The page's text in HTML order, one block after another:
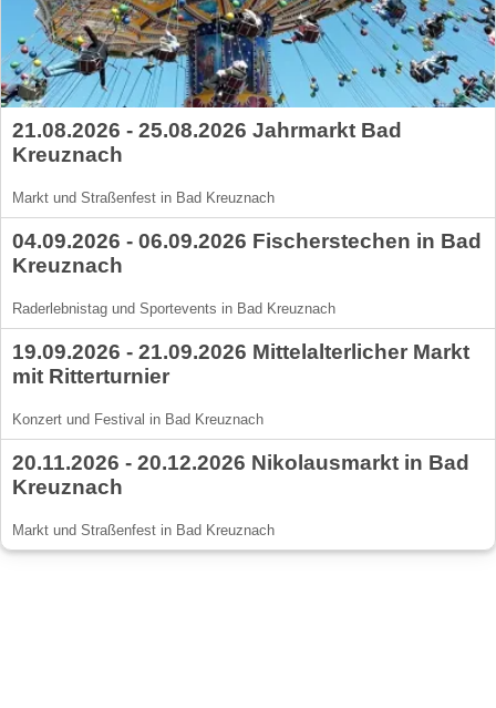
21.08.2026 - 25.08.2026 Jahrmarkt Bad
Kreuznach
Markt und Straßenfest in Bad Kreuznach
04.09.2026 - 06.09.2026 Fischerstechen in Bad
Kreuznach
Raderlebnistag und Sportevents in Bad Kreuznach
19.09.2026 - 21.09.2026 Mittelalterlicher Markt
mit Ritterturnier
Konzert und Festival in Bad Kreuznach
20.11.2026 - 20.12.2026 Nikolausmarkt in Bad
Kreuznach
Markt und Straßenfest in Bad Kreuznach